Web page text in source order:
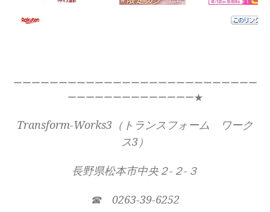
ーーーーーーーーーーーーーーーーーーーーーーーーーーー
ーーーーーーーーーーーーーー★
Transform-Works3（トランスフォーム ワーク
ス3）
長野県松本市中央２-２-３
☎ 0263-39-6252